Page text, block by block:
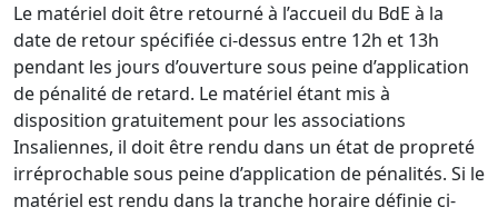
Le matériel doit être retourné à l’accueil du BdE à la
date de retour spécifiée ci-dessus entre 12h et 13h
pendant les jours d’ouverture sous peine d’application
de pénalité de retard. Le matériel étant mis à
disposition gratuitement pour les associations
Insaliennes, il doit être rendu dans un état de propreté
irréprochable sous peine d’application de pénalités. Si le
matériel est rendu dans la tranche horaire définie ci-